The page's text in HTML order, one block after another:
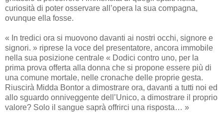
curiosità di poter osservare all’opera la sua compagna,
ovunque ella fosse.
« In tredici ora si muovono davanti ai nostri occhi, signore e
signori. » riprese la voce del presentatore, ancora immobile
nella sua posizione centrale « Dodici contro uno, per la
prima prova offerta alla donna che si propone essere più di
una comune mortale, nelle cronache delle proprie gesta.
Riuscirà Midda Bontor a dimostrare ora, davanti a tutti noi ed
allo sguardo onniveggente dell’Unico, a dimostrare il proprio
valore? Solo il sangue saprà offrirci una risposta… »